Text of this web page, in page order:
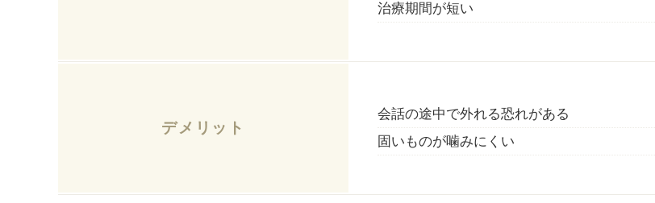
治療期間が短い
デメリット
会話の途中で外れる恐れがある
固いものが噛みにくい